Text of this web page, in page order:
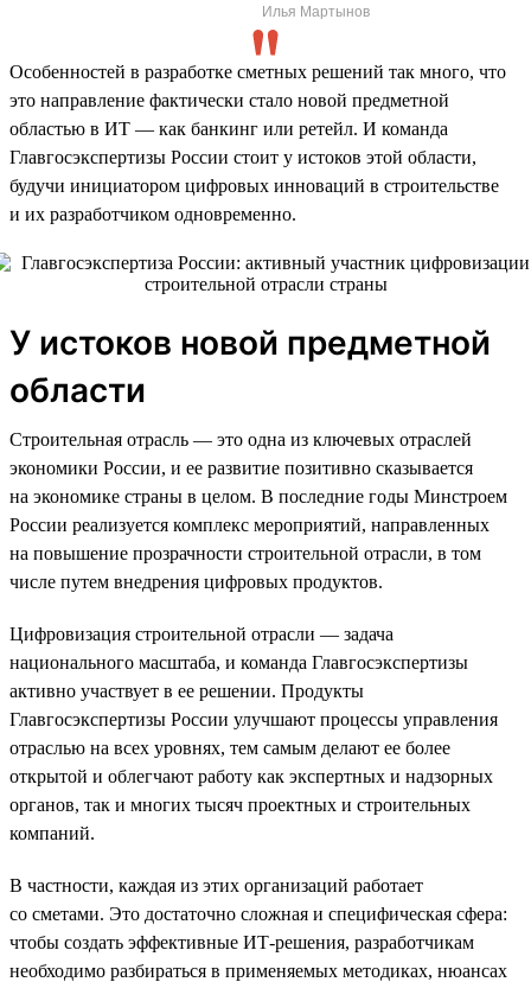
Илья Мартынов
Особенностей в разработке сметных решений так много, что
это направление фактически стало новой предметной
областью в ИТ — как банкинг или ретейл. И команда
Главгосэкспертизы России стоит у истоков этой области,
будучи инициатором цифровых инноваций в строительстве
и их разработчиком одновременно.
У истоков новой предметной
области
Строительная отрасль — это одна из ключевых отраслей
экономики России, и ее развитие позитивно сказывается
на экономике страны в целом. В последние годы Минстроем
России реализуется комплекс мероприятий, направленных
на повышение прозрачности строительной отрасли, в том
числе путем внедрения цифровых продуктов.
Цифровизация строительной отрасли — задача
национального масштаба, и команда Главгосэкспертизы
активно участвует в ее решении. Продукты
Главгосэкспертизы России улучшают процессы управления
отраслью на всех уровнях, тем самым делают ее более
открытой и облегчают работу как экспертных и надзорных
органов, так и многих тысяч проектных и строительных
компаний.
В частности, каждая из этих организаций работает
со сметами. Это достаточно сложная и специфическая сфера:
чтобы создать эффективные ИТ-решения, разработчикам
необходимо разбираться в применяемых методиках, нюансах